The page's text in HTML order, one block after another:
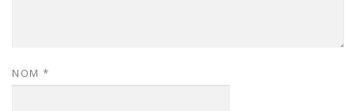
NOM *